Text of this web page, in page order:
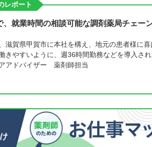
レポート
、就業時間の相談可能な調剤薬局チェー
滋賀県甲賀市に本社を構え、地元の患者様に
きやすいように、週36時間勤務などを導入され
アドバイザー 薬剤師担当